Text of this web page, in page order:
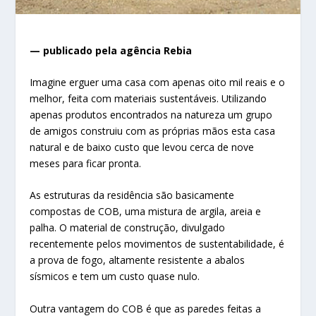
— publicado pela agência Rebia
Imagine erguer uma casa com apenas oito mil reais e o
melhor, feita com materiais sustentáveis. Utilizando
apenas produtos encontrados na natureza um grupo
de amigos construiu com as próprias mãos esta casa
natural e de baixo custo que levou cerca de nove
meses para ficar pronta.
As estruturas da residência são basicamente
compostas de COB, uma mistura de argila, areia e
palha. O material de construção, divulgado
recentemente pelos movimentos de sustentabilidade, é
a prova de fogo, altamente resistente a abalos
sísmicos e tem um custo quase nulo.
Outra vantagem do COB é que as paredes feitas a